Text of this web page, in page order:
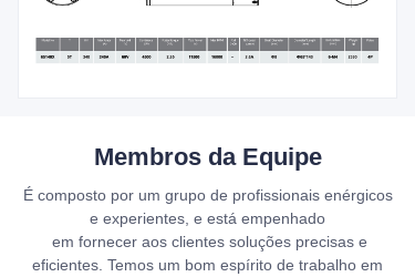
Membros da Equipe
É composto por um grupo de profissionais enérgicos
e experientes, e está empenhado
em fornecer aos clientes soluções precisas e
eficientes. Temos um bom espírito de trabalho em